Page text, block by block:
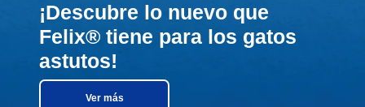
¡Descubre lo nuevo que
Felix® tiene para los gatos
astutos!
Ver más